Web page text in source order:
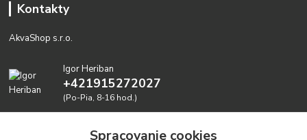
Kontakty
AkvaShop s.r.o.
Igor Heriban
+421915272027
(Po-Pia, 8-16 hod.)
Spracovanie cookies